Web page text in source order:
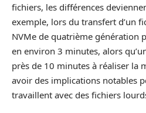
fichiers, les différences
exemple, lors du transfert d’un
NVMe de quatrième génération
en environ 3 minutes, alors
près de 10 minutes à réaliser la
avoir des implications notables
travaillent avec des fichiers